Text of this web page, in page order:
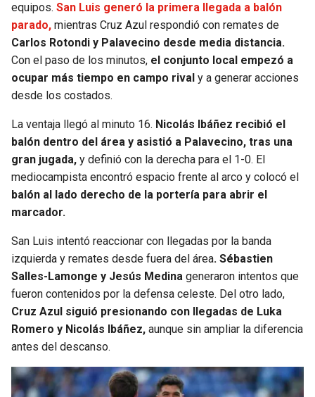
PANTHERS
SAINTS
BUCCANEERS
JAZZ
equipos. San Luis generó la primera llegada a balón
parado, mientras Cruz Azul respondió con remates de
Carlos Rotondi y Palavecino desde media distancia.
Con el paso de los minutos, el conjunto local empezó a
ocupar más tiempo en campo rival y a generar acciones
desde los costados.
La ventaja llegó al minuto 16. Nicolás Ibáñez recibió el
balón dentro del área y asistió a Palavecino, tras una
gran jugada, y definió con la derecha para el 1-0. El
mediocampista encontró espacio frente al arco y colocó el
balón al lado derecho de la portería para abrir el
marcador.
San Luis intentó reaccionar con llegadas por la banda
izquierda y remates desde fuera del área. Sébastien
Salles-Lamonge y Jesús Medina generaron intentos que
fueron contenidos por la defensa celeste. Del otro lado,
Cruz Azul siguió presionando con llegadas de Luka
Romero y Nicolás Ibáñez, aunque sin ampliar la diferencia
antes del descanso.